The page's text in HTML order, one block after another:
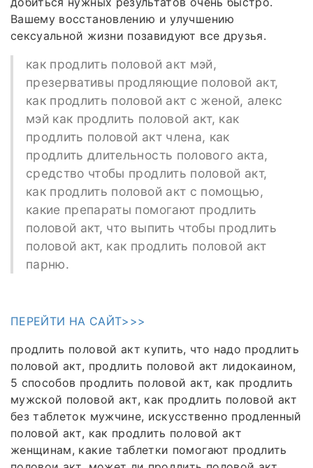
Вашему восстановлению и улучшению
сексуальной жизни позавидуют все друзья.
как продлить половой акт мэй,
презервативы продляющие половой акт,
как продлить половой акт с женой, алекс
мэй как продлить половой акт, как
продлить половой акт члена, как
продлить длительность полового акта,
средство чтобы продлить половой акт,
как продлить половой акт с помощью,
какие препараты помогают продлить
половой акт, что выпить чтобы продлить
половой акт, как продлить половой акт
парню.
ПЕРЕЙТИ НА САЙТ>>>
продлить половой акт купить, что надо продлить
половой акт, продлить половой акт лидокаином,
5 способов продлить половой акт, как продлить
мужской половой акт, как продлить половой акт
без таблеток мужчине, искусственно продленный
половой акт, как продлить половой акт
женщинам, какие таблетки помогают продлить